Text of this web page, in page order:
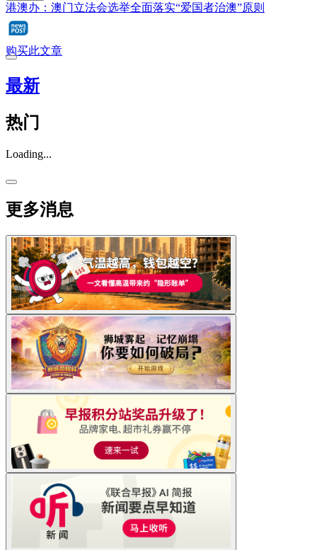
港澳办：澳门立法会选举全面落实“爱国者治澳”原则
购买此文章
最新
热门
Loading...
更多消息